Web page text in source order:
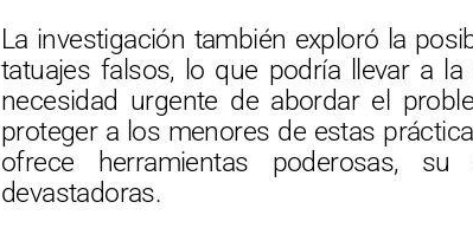
La investigación también exploró la
tatuajes falsos, lo que podría llevar a
necesidad urgente de abordar el
proteger a los menores de estas
ofrece herramientas poderosas,
devastadoras.